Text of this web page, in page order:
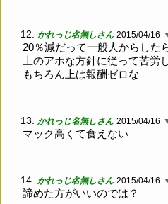
12. かれっじ名無しさん 2015/04/16
20％減だって一般人からした
上のアホな方針に従って苦労
もちろん上は報酬ゼロな
13. かれっじ名無しさん 2015/04/16
マック高くて食えない
14. かれっじ名無しさん 2015/04/16
諦めた方がいいのでは？